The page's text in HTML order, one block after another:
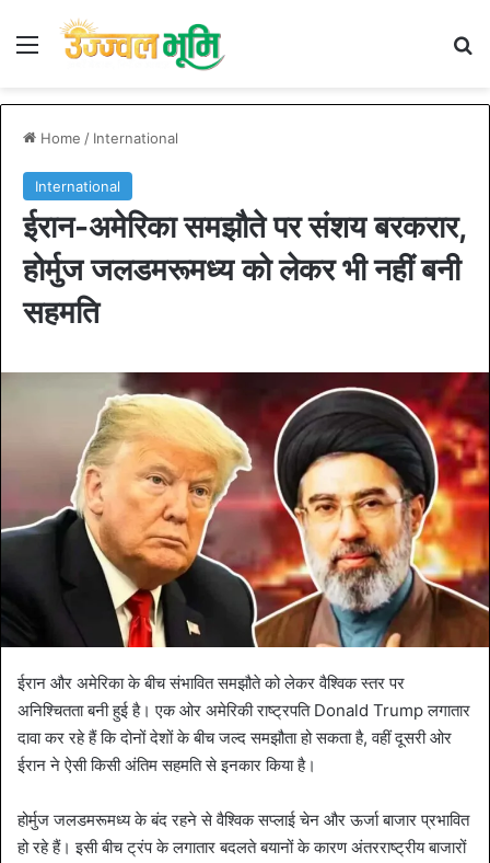
Menu
Home / International
International
ईरान-अमेरिका समझौते पर संशय बरकरार,
होर्मुज जलडमरूमध्य को लेकर भी नहीं बनी
सहमति
ईरान और अमेरिका के बीच संभावित समझौते को लेकर वैश्विक स्तर पर
अनिश्चितता बनी हुई है। एक ओर अमेरिकी राष्ट्रपति Donald Trump लगातार
दावा कर रहे हैं कि दोनों देशों के बीच जल्द समझौता हो सकता है, वहीं दूसरी ओर
ईरान ने ऐसी किसी अंतिम सहमति से इनकार किया है।
होर्मुज जलडमरूमध्य के बंद रहने से वैश्विक सप्लाई चेन और ऊर्जा बाजार प्रभावित
हो रहे हैं। इसी बीच ट्रंप के लगातार बदलते बयानों के कारण अंतरराष्ट्रीय बाजारों